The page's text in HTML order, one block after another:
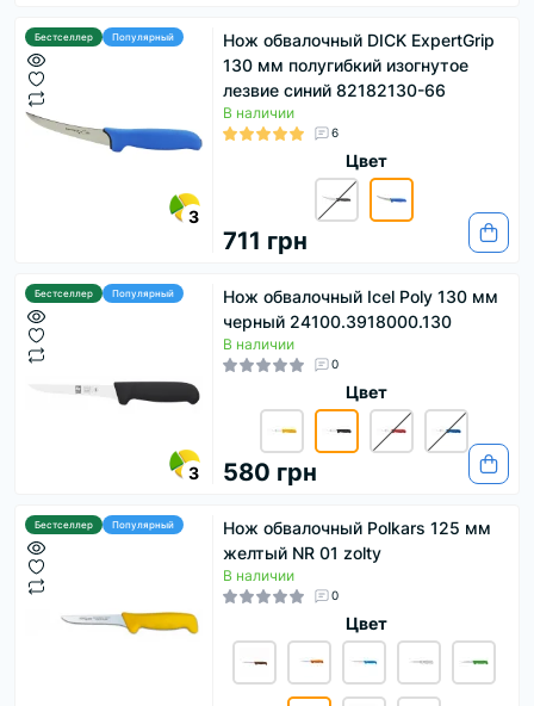
Бестселлер Популярный
3
Нож обвалочный DICK ExpertGrip
130 мм полугибкий изогнутое
лезвие синий 82182130-66
В наличии
6
Цвет
711 грн
Бестселлер Популярный
3
Нож обвалочный Icel Poly 130 мм
черный 24100.3918000.130
В наличии
0
Цвет
580 грн
Бестселлер Популярный
Нож обвалочный Polkars 125 мм
желтый NR 01 zolty
В наличии
0
Цвет